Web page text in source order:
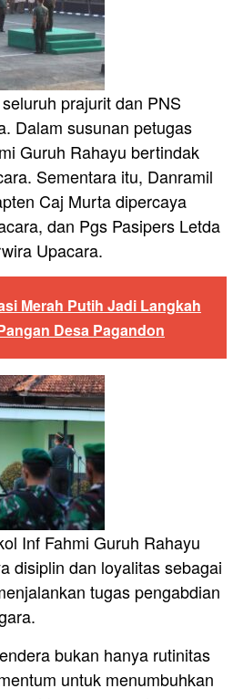
prajurit dan PNS
Dalam susunan petugas
Guruh Rahayu bertindak
Sementara itu, Danramil
Caj Murta dipercaya
dan Pgs Pasipers Letda
Upacara.
Merah Putih Jadi Langkah
Desa Pagandon
Inf Fahmi Guruh Rahayu
disiplin dan loyalitas sebagai
tugas pengabdian
bukan hanya rutinitas
untuk menumbuhkan